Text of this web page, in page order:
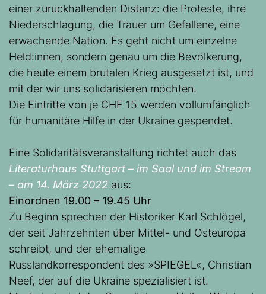
einer zurückhaltenden Distanz: die Proteste, ihre
Niederschlagung, die Trauer um Gefallene, eine
erwachende Nation. Es geht nicht um einzelne
Held:innen, sondern genau um die Bevölkerung,
die heute einem brutalen Krieg ausgesetzt ist, und
mit der wir uns solidarisieren möchten.
Die Eintritte von je CHF 15 werden vollumfänglich
für humanitäre Hilfe in der Ukraine gespendet.
Eine Solidaritätsveranstaltung richtet auch das
Literaturhaus Stuttgart – im Saal und im Stream
– am 14. März 2022 aus:
Einordnen 19.00 – 19.45 Uhr
Zu Beginn sprechen der Historiker Karl Schlögel,
der seit Jahrzehnten über Mittel- und Osteuropa
schreibt, und der ehemalige
Russlandkorrespondent des »SPIEGEL«, Christian
Neef, der auf die Ukraine spezialisiert ist.